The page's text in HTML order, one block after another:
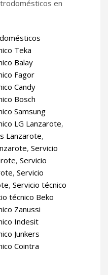
en
Teka
Balay
Fagor
Candy
Bosch
Samsung
LG Lanzarote,
Lanzarote,
, Servicio
, Servicio
, Servicio
, Servicio técnico
técnico Beko
Zanussi
Indesit
Junkers
Cointra